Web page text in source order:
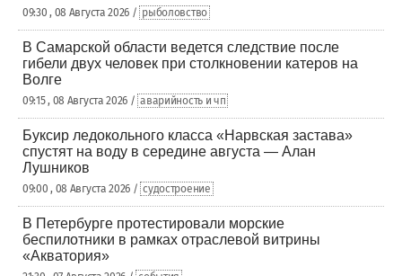
09:30 , 08 Августа 2026 / рыболовство
В Самарской области ведется следствие после
гибели двух человек при столкновении катеров на
Волге
09:15 , 08 Августа 2026 / аварийность и чп
Буксир ледокольного класса «Нарвская застава»
спустят на воду в середине августа — Алан
Лушников
09:00 , 08 Августа 2026 / судостроение
В Петербурге протестировали морские
беспилотники в рамках отраслевой витрины
«Акватория»